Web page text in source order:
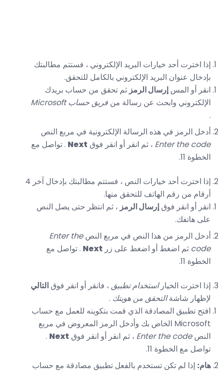
إذا اخترت أحد خيارات البريد الإلكتروني ، فستتم مطالبتك
بإدخال عنوان البريد الإلكتروني بالكامل للتحقق.
انقر أو المس إرسال الرمز ثم تحقق من حساب بريدك
الإلكتروني وابحث عن رسالة من فريق حساب Microsoft
.
أدخل الرمز في هذه الرسالة الإلكترونية في مربع النص
Enter the code ، ثم انقر أو انقر فوق Next . تواصل مع
الخطوة 11.
إذا اخترت أحد خيارات النص ، فستتم مطالبتك بإدخال آخر 4
أرقام من رقم الهاتف للتحقق منها.
انقر أو انقر فوق إرسال الرمز ، ثم انتظر حتى يصل النص
على هاتفك.
أدخل الرمز من هذا النص في مربع النصEnter the
code ثم اضغط أو اضغط على زر Next . تواصل مع
الخطوة 11.
إذا اخترت الخياراستخدام تطبيق ، فانقر أو انقر فوق التالي
لإظهار شاشةالتحقق من هويتك .
افتح تطبيق المصادقة الذي قمت بتكوينه للعمل مع حساب
Microsoft الخاص بك وأدخل الرمز المعروض في مربع
النصEnter the code ، ثم انقر أو انقر فوق Next
.
تواصل مع الخطوة 11.
هام: إذا لم تكن تستخدم بالفعل تطبيق مصادقة مع حساب